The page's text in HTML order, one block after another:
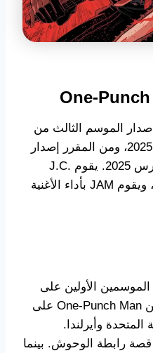
الموسم الثالث من
One-Punch Man في أكتوبر 2025، ومن المقرر إصدار
المقطع الدعائي الأول في مارس 2025. يقوم J.C.
Staff بتحريك الموسم الجديد، ويقوم JAM بأداء الأغنية
الأولين على
Hulu والموسم الثالث من One-Punch Man على
رابطة الوحوش. بينما